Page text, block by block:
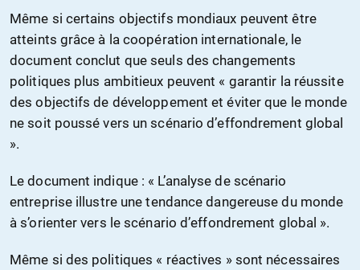
Même si certains objectifs mondiaux peuvent être
atteints grâce à la coopération internationale, le
document conclut que seuls des changements
politiques plus ambitieux peuvent « garantir la réussite
des objectifs de développement et éviter que le monde
ne soit poussé vers un scénario d’effondrement global
».
Le document indique : « L’analyse de scénario
entreprise illustre une tendance dangereuse du monde
à s’orienter vers le scénario d’effondrement global ».
Même si des politiques « réactives » sont nécessaires